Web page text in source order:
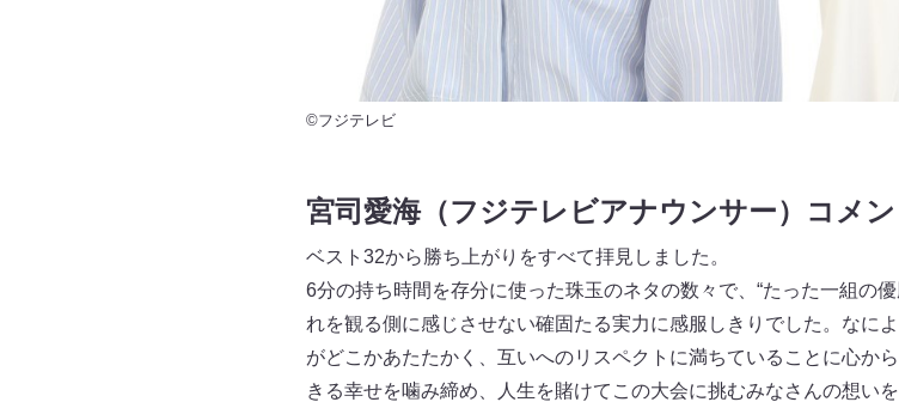
©フジテレビ
宮司愛海（フジテレビアナウンサー）コメン
ベスト32から勝ち上がりをすべて拝見しました。
6分の持ち時間を存分に使った珠玉のネタの数々で、“たった一組の
れを観る側に感じさせない確固たる実力に感服しきりでした。なに
がどこかあたたかく、互いへのリスペクトに満ちていることに心か
きる幸せを噛み締め、人生を賭けてこの大会に挑むみなさんの想い